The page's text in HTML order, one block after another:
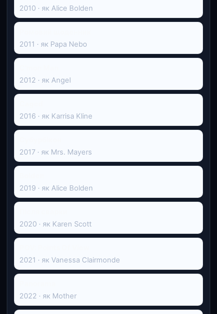
2010 · як Alice Bolden
2011 · як Papa Nebo
2012 · як Angel
2016 · як Karrisa Kline
2017 · як Mrs. Mayers
2019 · як Alice Bolden
2020 · як Karen Scott
2021 · як Vanessa Clairmonde
2022 · як Mother